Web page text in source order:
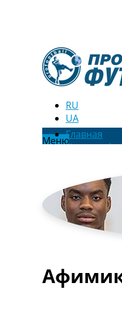
RU
UA
МенюГлавная
Новости
Конкурс
Логин
Турниры